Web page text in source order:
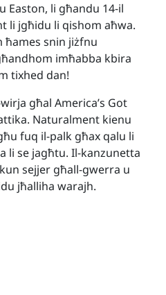
Easton, li għandu 14-il
li jgħidu li qishom aħwa.
ħames snin jiżfnu
imħabba kbira
tixhed dan!
għal America’s Got
Naturalment kienu
fuq il-palk għax qalu li
li se jagħtu. Il-kanzunetta
sejjer għall-gwerra u
jħalliha warajh.